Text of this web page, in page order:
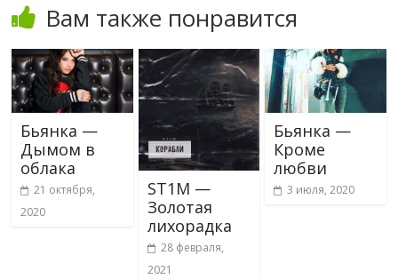
Вам также понравится
Бьянка —
Дымом в
облака
21 октября,
2020
ST1M —
Золотая
лихорадка
28 февраля,
2021
Бьянка —
Кроме
любви
3 июля, 2020